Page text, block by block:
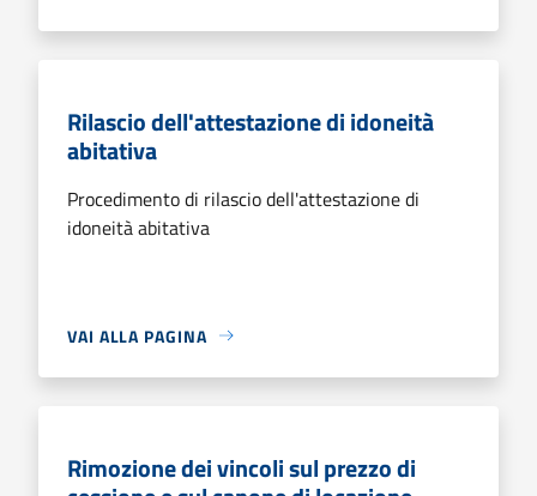
Rilascio dell'attestazione di idoneità
abitativa
Procedimento di rilascio dell'attestazione di
idoneità abitativa
VAI ALLA PAGINA
Rimozione dei vincoli sul prezzo di